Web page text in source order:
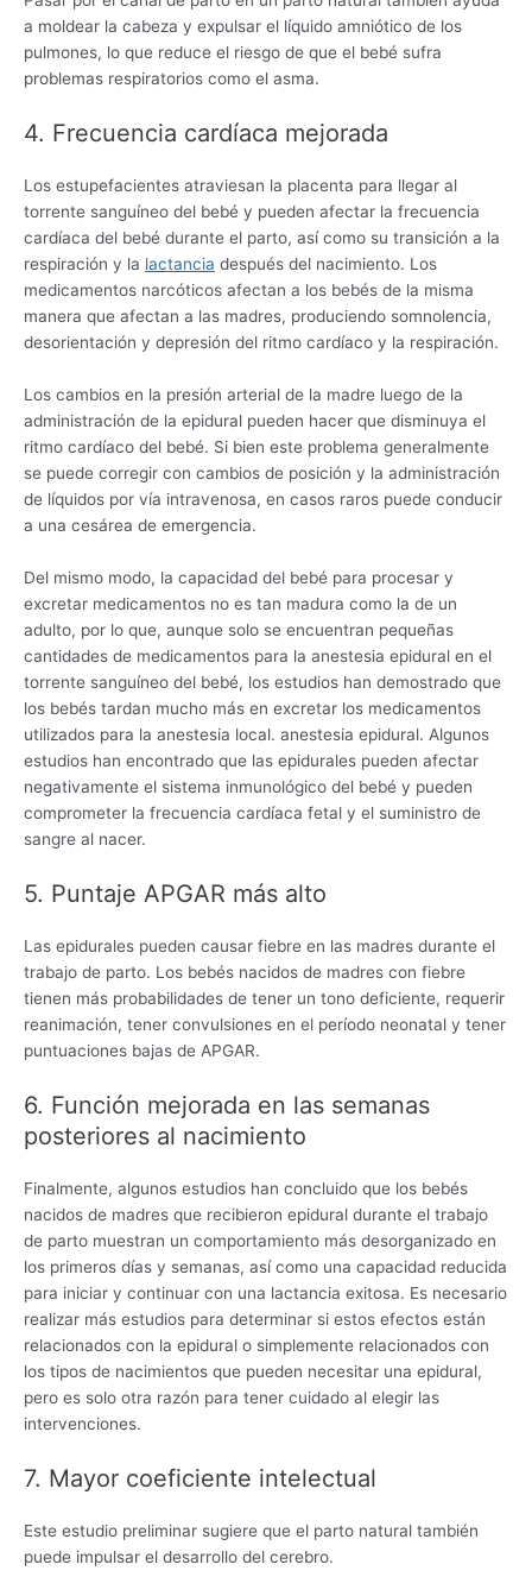
a moldear la cabeza y expulsar el líquido amniótico de los
pulmones, lo que reduce el riesgo de que el bebé sufra
problemas respiratorios como el asma.
4. Frecuencia cardíaca mejorada
Los estupefacientes atraviesan la placenta para llegar al
torrente sanguíneo del bebé y pueden afectar la frecuencia
cardíaca del bebé durante el parto, así como su transición a la
respiración y la lactancia después del nacimiento. Los
medicamentos narcóticos afectan a los bebés de la misma
manera que afectan a las madres, produciendo somnolencia,
desorientación y depresión del ritmo cardíaco y la respiración.
Los cambios en la presión arterial de la madre luego de la
administración de la epidural pueden hacer que disminuya el
ritmo cardíaco del bebé. Si bien este problema generalmente
se puede corregir con cambios de posición y la administración
de líquidos por vía intravenosa, en casos raros puede conducir
a una cesárea de emergencia.
Del mismo modo, la capacidad del bebé para procesar y
excretar medicamentos no es tan madura como la de un
adulto, por lo que, aunque solo se encuentran pequeñas
cantidades de medicamentos para la anestesia epidural en el
torrente sanguíneo del bebé, los estudios han demostrado que
los bebés tardan mucho más en excretar los medicamentos
utilizados para la anestesia local. anestesia epidural. Algunos
estudios han encontrado que las epidurales pueden afectar
negativamente el sistema inmunológico del bebé y pueden
comprometer la frecuencia cardíaca fetal y el suministro de
sangre al nacer.
5. Puntaje APGAR más alto
Las epidurales pueden causar fiebre en las madres durante el
trabajo de parto. Los bebés nacidos de madres con fiebre
tienen más probabilidades de tener un tono deficiente, requerir
reanimación, tener convulsiones en el período neonatal y tener
puntuaciones bajas de APGAR.
6. Función mejorada en las semanas
posteriores al nacimiento
Finalmente, algunos estudios han concluido que los bebés
nacidos de madres que recibieron epidural durante el trabajo
de parto muestran un comportamiento más desorganizado en
los primeros días y semanas, así como una capacidad reducida
para iniciar y continuar con una lactancia exitosa. Es necesario
realizar más estudios para determinar si estos efectos están
relacionados con la epidural o simplemente relacionados con
los tipos de nacimientos que pueden necesitar una epidural,
pero es solo otra razón para tener cuidado al elegir las
intervenciones.
7. Mayor coeficiente intelectual
Este estudio preliminar sugiere que el parto natural también
puede impulsar el desarrollo del cerebro.